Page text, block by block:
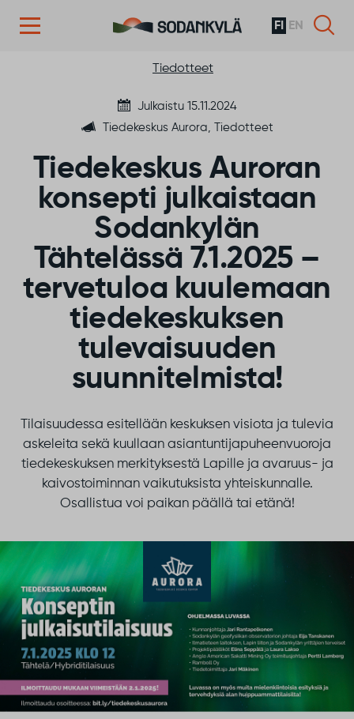
FI EN
Tiedotteet
Julkaistu 15.11.2024
Tiedekeskus Aurora, Tiedotteet
Tiedekeskus Auroran
konsepti julkaistaan
Sodankylän
Tähtelässä 7.1.2025 –
tervetuloa kuulemaan
tiedekeskuksen
tulevaisuuden
suunnitelmista!
Tilaisuudessa esitellään keskuksen visiota ja tulevia
askeleita sekä kuullaan asiantuntijapuheenvuoroja
tiedekeskuksen merkityksestä Lapille ja avaruus- ja
kaivostoiminnan vaikutuksista yhteiskunnalle.
Osallistua voi paikan päällä tai etänä!